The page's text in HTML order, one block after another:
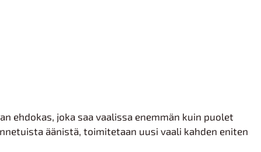
ehdokas, joka saa vaalissa enemmän kuin puolet
äänistä, toimitetaan uusi vaali kahden eniten